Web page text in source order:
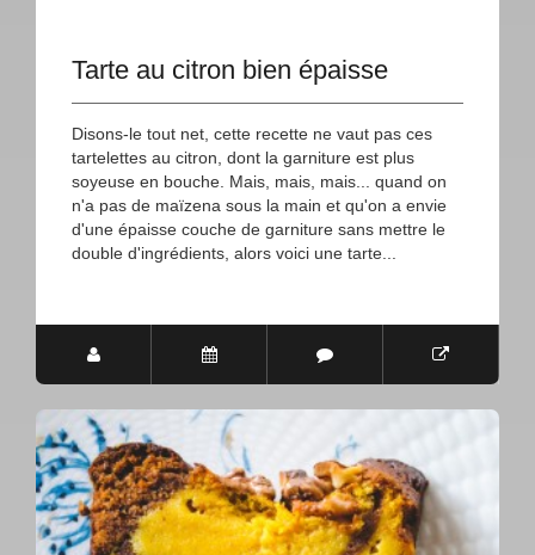
Tarte au citron bien épaisse
Disons-le tout net, cette recette ne vaut pas ces
tartelettes au citron, dont la garniture est plus
soyeuse en bouche. Mais, mais, mais... quand on
n'a pas de maïzena sous la main et qu'on a envie
d'une épaisse couche de garniture sans mettre le
double d'ingrédients, alors voici une tarte...